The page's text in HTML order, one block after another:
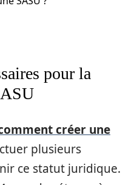
pour la
créer une
plusieurs
ce statut juridique.